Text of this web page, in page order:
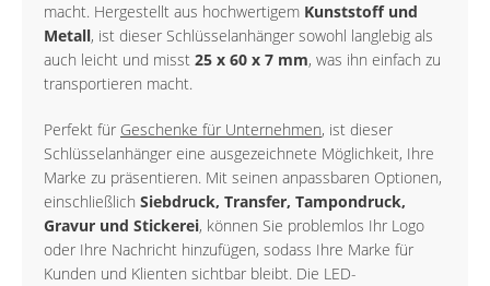
macht. Hergestellt aus hochwertigem Kunststoff und
Metall, ist dieser Schlüsselanhänger sowohl langlebig als
auch leicht und misst 25 x 60 x 7 mm, was ihn einfach zu
transportieren macht.
Perfekt für Geschenke für Unternehmen, ist dieser
Schlüsselanhänger eine ausgezeichnete Möglichkeit, Ihre
Marke zu präsentieren. Mit seinen anpassbaren Optionen,
einschließlich Siebdruck, Transfer, Tampondruck,
Gravur und Stickerei, können Sie problemlos Ihr Logo
oder Ihre Nachricht hinzufügen, sodass Ihre Marke für
Kunden und Klienten sichtbar bleibt. Die LED-